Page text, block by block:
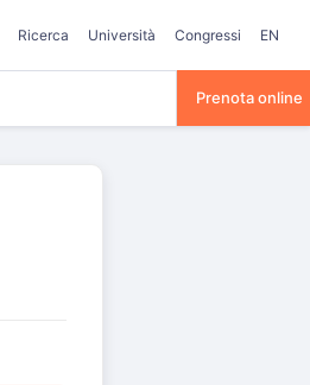
Ricerca Università Congressi EN
Prenota online